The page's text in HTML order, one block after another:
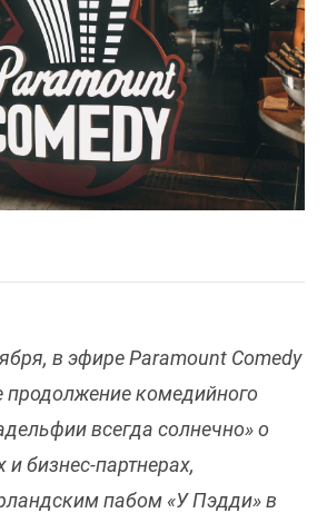
в эфире Paramount Comedy
продолжение комедийного
всегда солнечно» о
и бизнес-партнерах,
пабом «У Пэдди» в